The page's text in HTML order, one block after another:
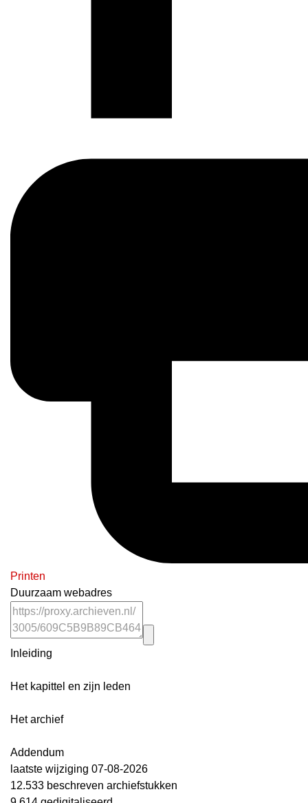
Printen
Duurzaam webadres
Inleiding
Het kapittel en zijn leden
Het archief
Addendum
laatste wijziging 07-08-2026
12.533 beschreven archiefstukken